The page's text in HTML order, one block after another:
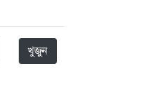
খুজুন